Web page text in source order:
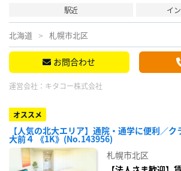
駅近
イ
北海道 札幌市北区
お問合わせ
運営会社： キタコー株式会社
オススメ
【人気の北大エリア】通院・通学に便利／
大前４ 《1K》(No.143956)
札幌市北区